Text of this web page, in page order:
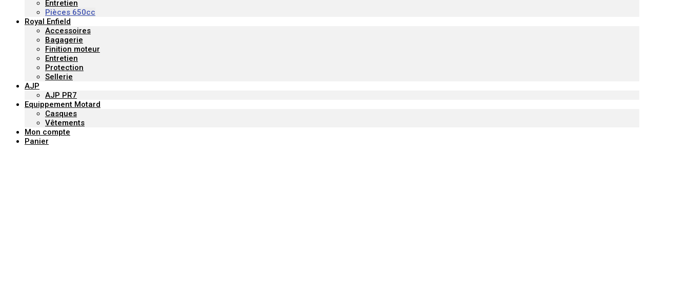
Entretien
Pièces 650cc
Royal Enfield
Accessoires
Bagagerie
Finition moteur
Entretien
Protection
Sellerie
AJP
AJP PR7
Equippement Motard
Casques
Vêtements
Mon compte
Panier